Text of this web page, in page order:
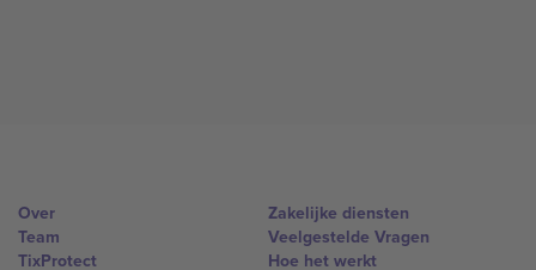
Over
Team
TixProtect
Zakelijke diensten
Veelgestelde Vragen
Hoe het werkt